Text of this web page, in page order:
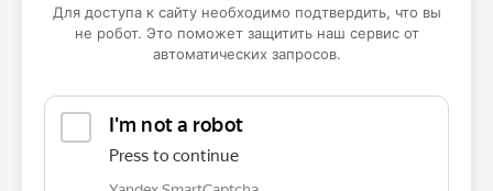
Для доступа к сайту необходимо подтвердить, что вы
не робот. Это поможет защитить наш сервис от
автоматических запросов.